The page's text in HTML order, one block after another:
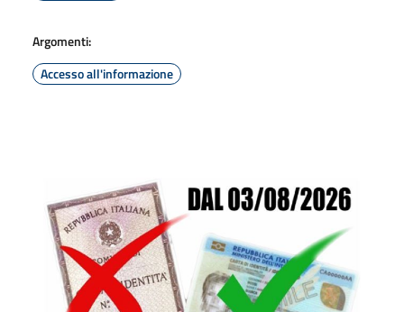
Argomenti:
Accesso all'informazione